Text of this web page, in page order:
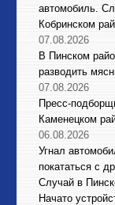
автомобиль.
Кобринском
07.08.2026
В Пинском
разводить
07.08.2026
Пресс-
Каменецком
06.08.2026
Угнал
покататься с
Случай в
Начато